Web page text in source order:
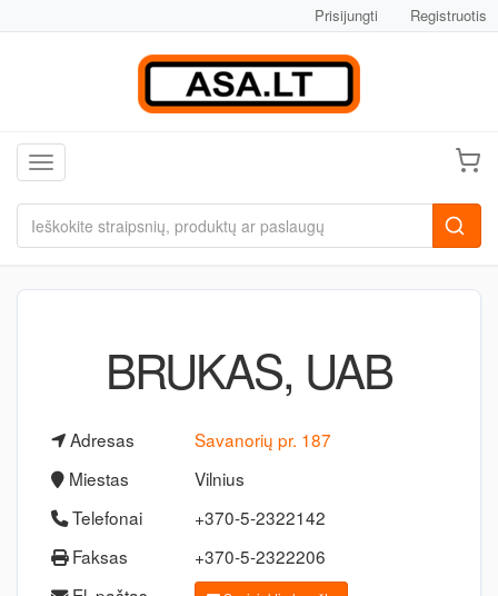
Prisijungti Registruotis
Toggle navigation
BRUKAS, UAB
Adresas
Savanorių pr. 187
Miestas
Vilnius
Telefonai
+370-5-2322142
Faksas
+370-5-2322206